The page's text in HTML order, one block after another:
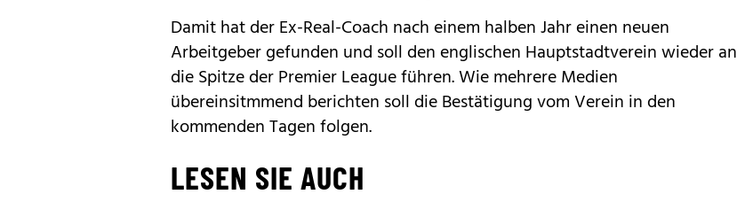
Damit hat der Ex-Real-Coach nach einem halben Jahr einen neuen
Arbeitgeber gefunden und soll den englischen Hauptstadtverein wieder an
die Spitze der Premier League führen. Wie mehrere Medien
übereinsitmmend berichten soll die Bestätigung vom Verein in den
kommenden Tagen folgen.
LESEN SIE AUCH